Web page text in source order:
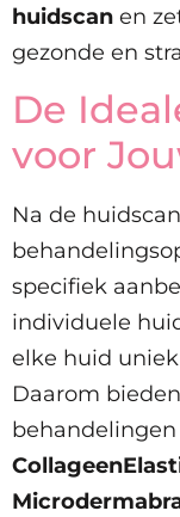
huidscan en
gezonde en
De
voor
Na de
specifiek
individuele
elke huid
Daarom
behandelingen